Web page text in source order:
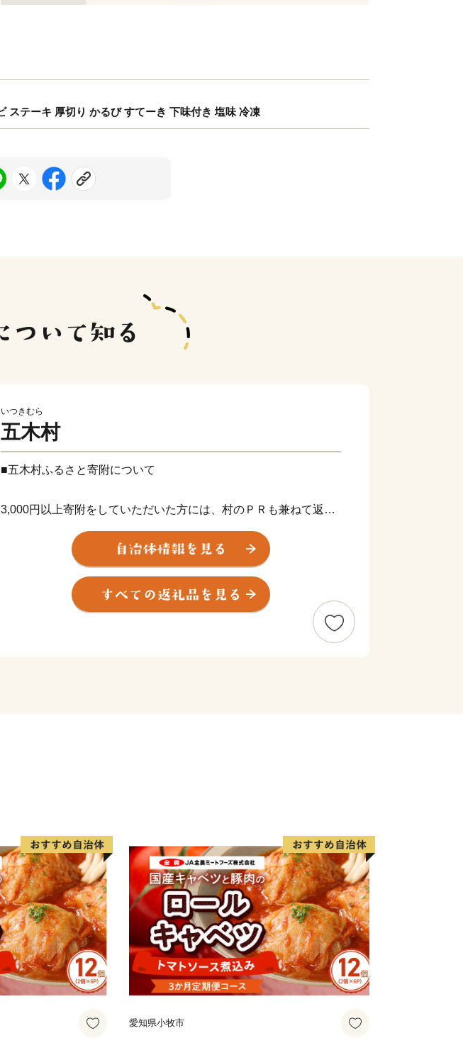
ステーキ 厚切り かるび すてーき 下味付き 塩味 冷凍
いつきむら
五木村
■五木村ふるさと寄附について
3,000円以上寄附をしていただいた方には、村のＰＲも兼ねて返礼
品を送らせていただきます。
※返礼品のお届けは商品によって異なります。
（季節物の特産品によっては発送時期が異なります。詳しくはお礼
の特産品ページをご確認ください）
【お問合せ先】
熊本県五木村 ふるさと納税サポートセンター：業務委託先 結デザ
イン有限会社
電話番号：050-3163-8254
メール ：itsuki@yuidesign.jp
受付時間：平日9：00～17：00
お問い合わせにはお応え出来ません。
愛知県小牧市